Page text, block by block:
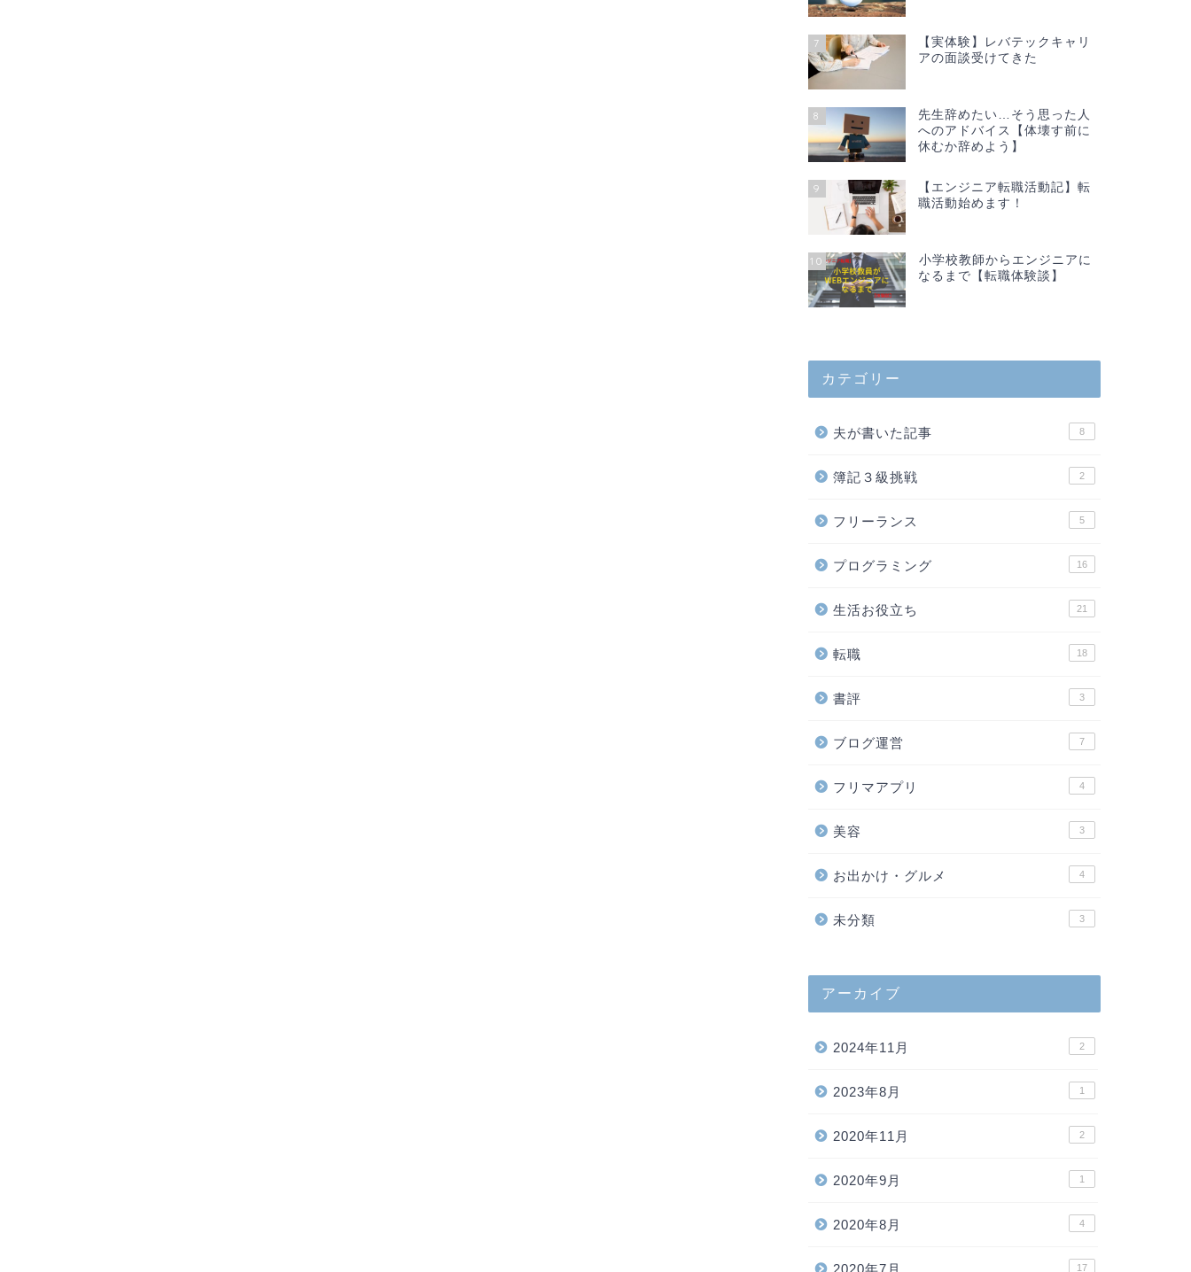
7
【実体験】レバテックキャリ
アの面談受けてきた
8
先生辞めたい…そう思った人
へのアドバイス【体壊す前に
休むか辞めよう】
9
【エンジニア転職活動記】転
職活動始めます！
10
小学校教師からエンジニアに
なるまで【転職体験談】
カテゴリー
夫が書いた記事 8
簿記３級挑戦 2
フリーランス 5
プログラミング 16
生活お役立ち 21
転職 18
書評 3
ブログ運営 7
フリマアプリ 4
美容 3
お出かけ・グルメ 4
未分類 3
アーカイブ
2024年11月 2
2023年8月 1
2020年11月 2
2020年9月 1
2020年8月 4
2020年7月 17